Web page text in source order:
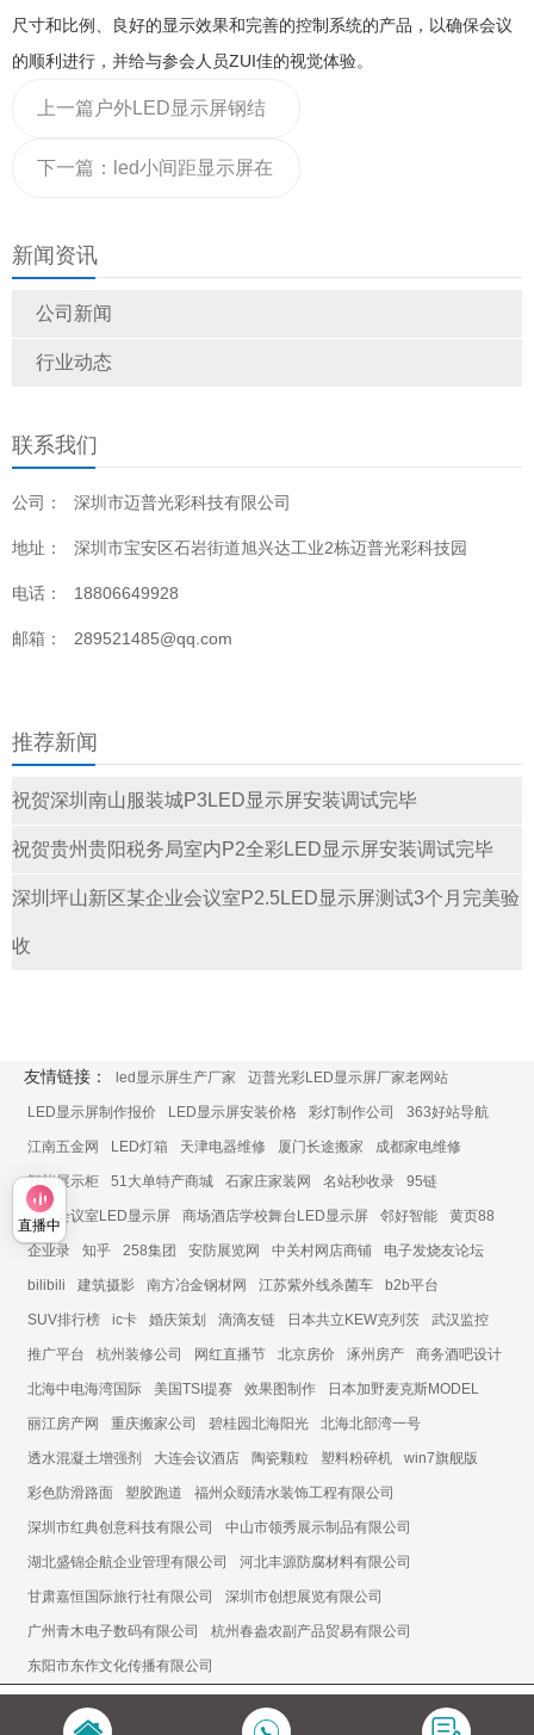
新闻资讯
公司新闻
行业动态
联系我们
公司： 深圳市迈普光彩科技有限公司
地址： 深圳市宝安区石岩街道旭兴达工业2栋迈普光彩科技园
电话： 18806649928
邮箱： 289521485@qq.com
推荐新闻
祝贺深圳南山服装城P3LED显示屏安装调试完毕
祝贺贵州贵阳税务局室内P2全彩LED显示屏安装调试完毕
深圳坪山新区某企业会议室P2.5LED显示屏测试3个月完美验
收
尺寸和比例、良好的显示效果和完善的控制系统的产品，以确保会议
的顺利进行，并给与参会人员ZUI佳的视觉体验。
上一篇 户外LED显示屏钢结
构，选择什么材料看，完全
下一篇： led小间距显示屏在
友情链接： led显示屏生产厂家 迈普光彩LED显示屏厂家老网站
LED显示屏制作报价 LED显示屏安装价格 彩灯制作公司 363好站导航
江南五金网 LED灯箱 天津电器维修 厦门长途搬家 成都家电维修
智能展示柜 51大单特产商城 石家庄家装网 名站秒收录 95链
展厅会议室LED显示屏 商场酒店学校舞台LED显示屏 邻好智能 黄页88
企业录 知乎 258集团 安防展览网 中关村网店商铺 电子发烧友论坛
bilibili 建筑摄影 南方冶金钢材网 江苏紫外线杀菌车 b2b平台
SUV排行榜 ic卡 婚庆策划 滴滴友链 日本共立KEW克列茨 武汉监控
推广平台 杭州装修公司 网红直播节 北京房价 涿州房产 商务酒吧设计
北海中电海湾国际 美国TSI提赛 效果图制作 日本加野麦克斯MODEL
丽江房产网 重庆搬家公司 碧桂园北海阳光 北海北部湾一号
透水混凝土增强剂 大连会议酒店 陶瓷颗粒 塑料粉碎机 win7旗舰版
彩色防滑路面 塑胶跑道 福州众颐清水装饰工程有限公司
深圳市红典创意科技有限公司 中山市领秀展示制品有限公司
湖北盛锦企航企业管理有限公司 河北丰源防腐材料有限公司
甘肃嘉恒国际旅行社有限公司 深圳市创想展览有限公司
广州青木电子数码有限公司 杭州春盎农副产品贸易有限公司
东阳市东作文化传播有限公司
直播中